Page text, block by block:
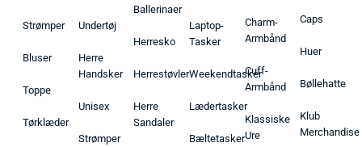
Strømper
Bluser
Toppe
Tørklæder
Undertøj
Herre
Handsker
Unisex
Strømper
Ballerinaer
Herresko
Herrestøvler
Herre
Sandaler
Laptop-
Tasker
Weekendtasker
Lædertasker
Bæltetasker
Charm-
Armbånd
Cuff-
Armbånd
Klassiske
Ure
Caps
Huer
Bøllehatte
Klub
Merchandise